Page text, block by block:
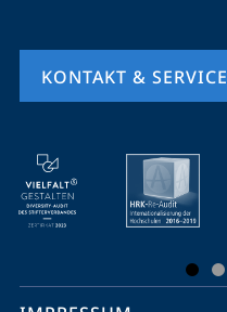
KONTAKT & SERVICE
Mobile-
Service-
Navigation
Social